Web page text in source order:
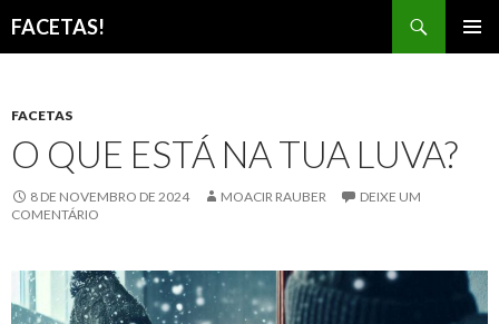
FACETAS!
CONTEÚDO
FACETAS
O QUE ESTÁ NA TUA LUVA?
8 DE NOVEMBRO DE 2024 MOACIR RAUBER
DEIXE UM
COMENTÁRIO